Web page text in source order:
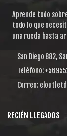
Aprende todo
todo lo que
una rueda hasta
San Diego 882,
Teléfono:
Correo:
RECIÉN LLEGADOS